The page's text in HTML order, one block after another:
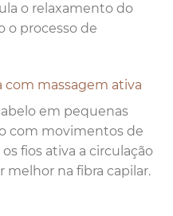
o relaxamento do
o processo de
com massagem ativa
em pequenas
com movimentos de
fios ativa a circulação
melhor na fibra capilar.